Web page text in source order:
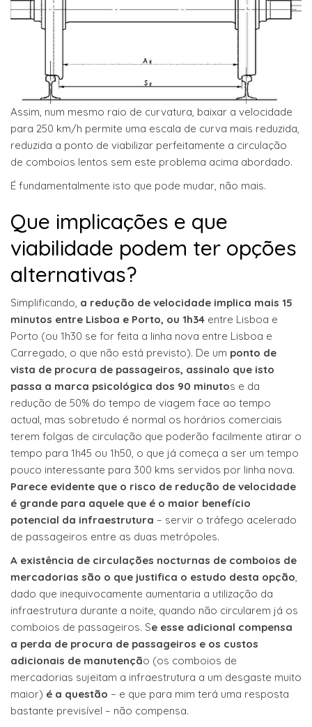
Assim, num mesmo raio de curvatura, baixar a velocidade
para 250 km/h permite uma escala de curva mais reduzida,
reduzida a ponto de viabilizar perfeitamente a circulação
de comboios lentos sem este problema acima abordado.
É fundamentalmente isto que pode mudar, não mais.
Que implicações e que
viabilidade podem ter opções
alternativas?
Simplificando, a redução de velocidade implica mais 15
minutos entre Lisboa e Porto, ou 1h34 entre Lisboa e
Porto (ou 1h30 se for feita a linha nova entre Lisboa e
Carregado, o que não está previsto). De um ponto de
vista de procura de passageiros, assinalo que isto
passa a marca psicológica dos 90 minutos e da
redução de 50% do tempo de viagem face ao tempo
actual, mas sobretudo é normal os horários comerciais
terem folgas de circulação que poderão facilmente atirar o
tempo para 1h45 ou 1h50, o que já começa a ser um tempo
pouco interessante para 300 kms servidos por linha nova.
Parece evidente que o risco de redução de velocidade
é grande para aquele que é o maior benefício
potencial da infraestrutura – servir o tráfego acelerado
de passageiros entre as duas metrópoles.
A existência de circulações nocturnas de comboios de
mercadorias são o que justifica o estudo desta opção,
dado que inequivocamente aumentaria a utilização da
infraestrutura durante a noite, quando não circularem já os
comboios de passageiros. Se esse adicional compensa
a perda de procura de passageiros e os custos
adicionais de manutenção (os comboios de
mercadorias sujeitam a infraestrutura a um desgaste muito
maior) é a questão – e que para mim terá uma resposta
bastante previsível – não compensa.